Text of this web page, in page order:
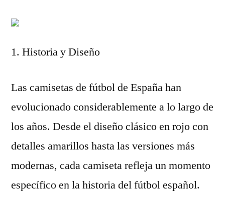
1. Historia y Diseño
Las camisetas de fútbol de España han
evolucionado considerablemente a lo largo de
los años. Desde el diseño clásico en rojo con
detalles amarillos hasta las versiones más
modernas, cada camiseta refleja un momento
específico en la historia del fútbol español.